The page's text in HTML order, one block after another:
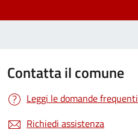
Contatta il comune
Leggi le domande frequenti
Richiedi assistenza